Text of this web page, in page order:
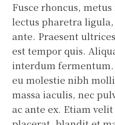
Fusce rhoncus,
lectus pharetra
ante. Praesent
est tempor quis.
interdum fermentum.
eu molestie nibh
massa iaculis, nec
ac ante ex. Etiam